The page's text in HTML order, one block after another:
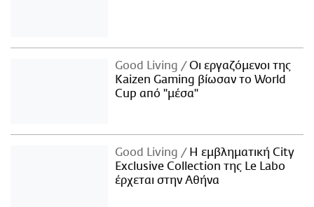
Good Living
Οι εργαζόμενοι της
Kaizen Gaming βίωσαν το World
Cup από "μέσα"
Good Living
Η εμβληματική City
Exclusive Collection της Le Labo
έρχεται στην Αθήνα